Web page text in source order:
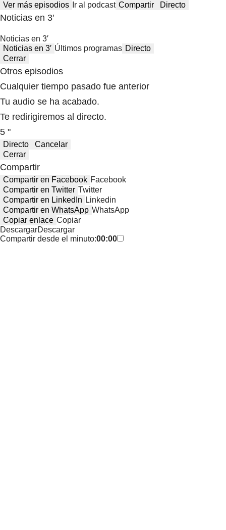
Ver más episodios Ir al podcast Compartir Directo
Noticias en 3′
Noticias en 3′
Noticias en 3′ Últimos programas Directo
Cerrar
Otros episodios
Cualquier tiempo pasado fue anterior
Tu audio se ha acabado.
Te redirigiremos al directo.
5 "
Directo
Cancelar
Cerrar
Compartir
Compartir en Facebook Facebook
Compartir en Twitter Twitter
Compartir en LinkedIn Linkedin
Compartir en WhatsApp WhatsApp
Copiar enlace Copiar
DescargarDescargar
Compartir desde el minuto:00:00